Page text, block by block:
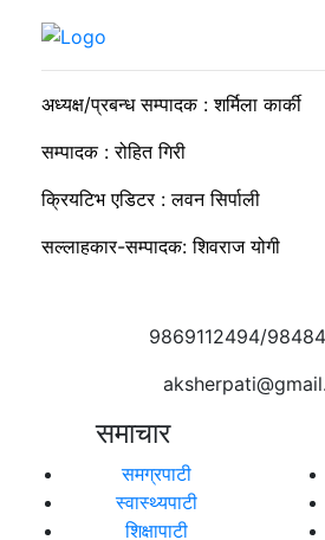
सुदीप्ता क्यान्सर सर्भाइभर र्याम्प शो :
अध्यक्ष/प्रबन्ध सम्पादक : शर्मिला कार्की
सम्पादक : रोहित गिरी
क्रियटिभ एडिटर : लवन सिर्पाली
सल्लाहकार-सम्पादक: शिवराज योगी
9869112494/
समाचार
समग्रपाटी
स्वास्थ्यपाटी
शिक्षापाटी